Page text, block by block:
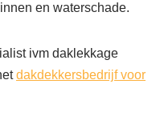
en waterschade.
ivm daklekkage
dakdekkersbedrijf voor